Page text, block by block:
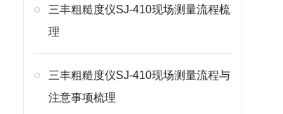
三丰粗糙度仪SJ-410现场测量流程梳
理
三丰粗糙度仪SJ-410现场测量流程与
注意事项梳理